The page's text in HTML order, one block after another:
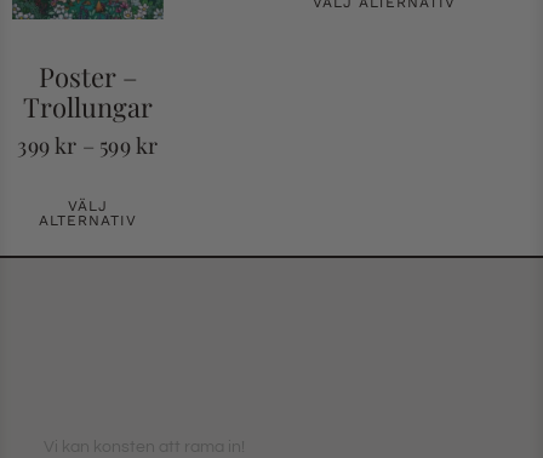
Poster –
Trollungar
399kr – 599kr
VÄLJ
ALTERNATIV
Vi kan konsten att rama in!